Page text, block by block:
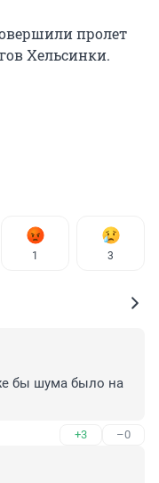
пролет
Хельсинки.
1 3
бы шума было на
+3 –0